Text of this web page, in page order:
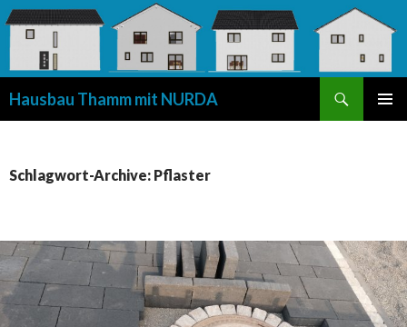
Hausbau Thamm mit NURDA
Schlagwort-Archive: Pflaster